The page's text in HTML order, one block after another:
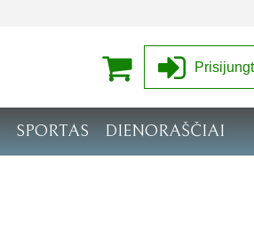
SPORTAS DIENORAŠČIAI